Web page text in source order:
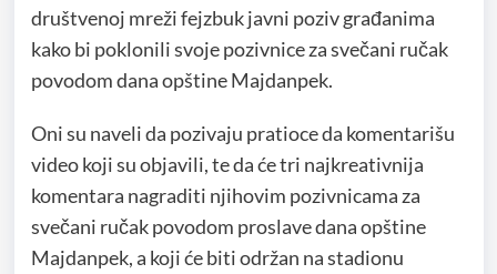
društvenoj mreži fejzbuk javni poziv građanima
kako bi poklonili svoje pozivnice za svečani ručak
povodom dana opštine Majdanpek.
Oni su naveli da pozivaju pratioce da komentarišu
video koji su objavili, te da će tri najkreativnija
komentara nagraditi njihovim pozivnicama za
svečani ručak povodom proslave dana opštine
Majdanpek, a koji će biti održan na stadionu